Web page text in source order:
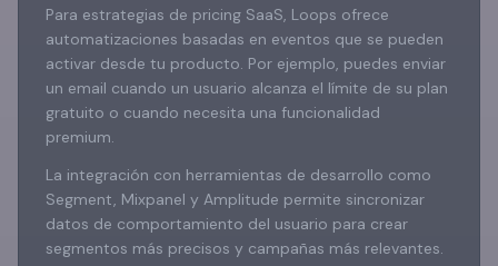
Para estrategias de pricing SaaS, Loops ofrece
automatizaciones basadas en eventos que se pueden
activar desde tu producto. Por ejemplo, puedes enviar
un email cuando un usuario alcanza el límite de su plan
gratuito o cuando necesita una funcionalidad
premium.
La integración con herramientas de desarrollo como
Segment, Mixpanel y Amplitude permite sincronizar
datos de comportamiento del usuario para crear
segmentos más precisos y campañas más relevantes.